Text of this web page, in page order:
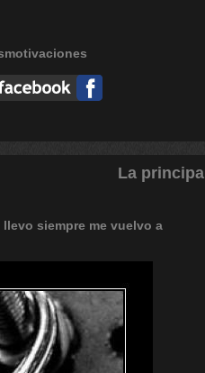
La principal
llevo siempre me vuelvo a